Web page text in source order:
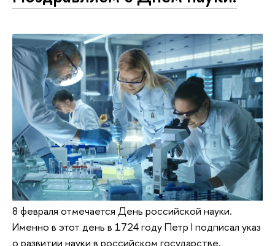
8 февраля отмечается День российской науки.
Именно в этот день в 1724 году Петр I подписал указ
о развитии науки в российском государстве,